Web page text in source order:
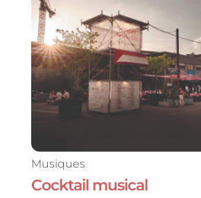
Musiques
Cocktail musical